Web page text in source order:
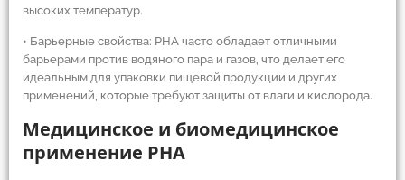
высоких температур.
• Барьерные свойства: PHA часто обладает отличными
барьерами против водяного пара и газов, что делает его
идеальным для упаковки пищевой продукции и других
применений, которые требуют защиты от влаги и кислорода.
Медицинское и биомедицинское
применение PHA